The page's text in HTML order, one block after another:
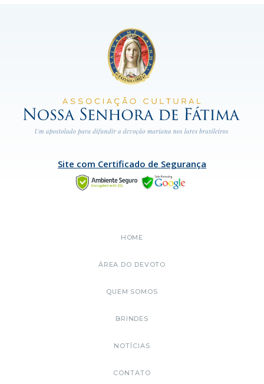
Site com Certificado de Segurança
HOME
ÁREA DO DEVOTO
QUEM SOMOS
BRINDES
NOTÍCIAS
CONTATO